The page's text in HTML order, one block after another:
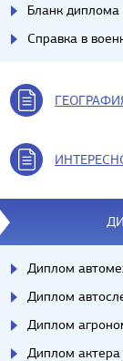
Бланк диплома
Справка в
Диплом
Диплом
Диплом
Диплом актера